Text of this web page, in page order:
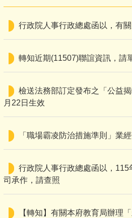
行政院人事行政總處函以，有
轉知近期(11507)聯誼資訊，請
檢送法務部訂定發布之「公益
月22日生效
「職場霸凌防治措施準則」業
行政院人事行政總處函以，
司承作，請查照
【轉知】有關本府教育局辦理